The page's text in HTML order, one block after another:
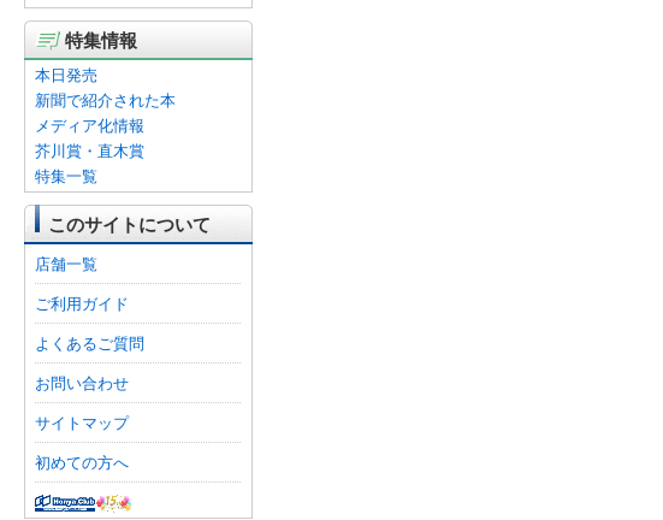
特集情報
本日発売
新聞で紹介された本
メディア化情報
芥川賞・直木賞
特集一覧
このサイトについて
店舗一覧
ご利用ガイド
よくあるご質問
お問い合わせ
サイトマップ
初めての方へ